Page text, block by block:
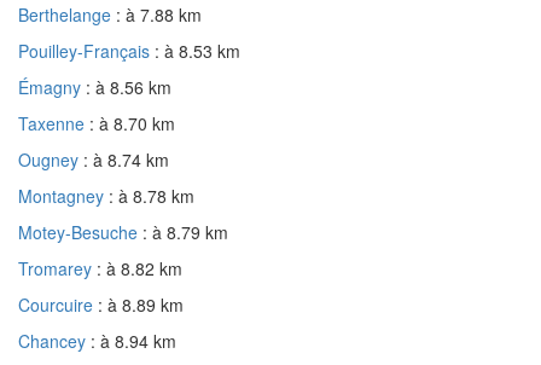
Berthelange : à 7.88 km
Pouilley-Français : à 8.53 km
Émagny : à 8.56 km
Taxenne : à 8.70 km
Ougney : à 8.74 km
Montagney : à 8.78 km
Motey-Besuche : à 8.79 km
Tromarey : à 8.82 km
Courcuire : à 8.89 km
Chancey : à 8.94 km